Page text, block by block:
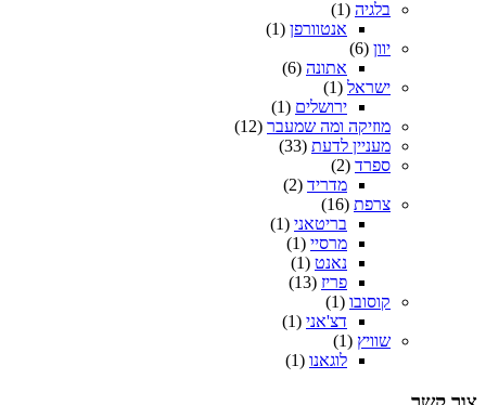
בלגיה (1)
אנטוורפן (1)
יוון (6)
אתונה (6)
ישראל (1)
ירושלים (1)
מוזיקה ומה שמעבר (12)
מעניין לדעת (33)
ספרד (2)
מדריד (2)
צרפת (16)
בריטאני (1)
מרסיי (1)
נאנט (1)
פריז (13)
קוסובו (1)
דצ'אני (1)
שוויץ (1)
לוגאנו (1)